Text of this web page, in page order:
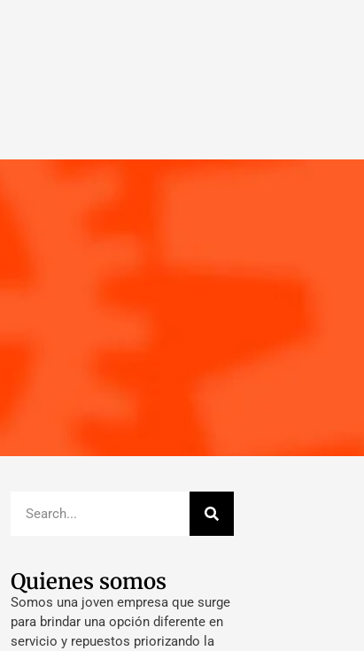
Quienes somos
Somos una joven empresa que surge
para brindar una opción diferente en
servicio y repuestos priorizando la